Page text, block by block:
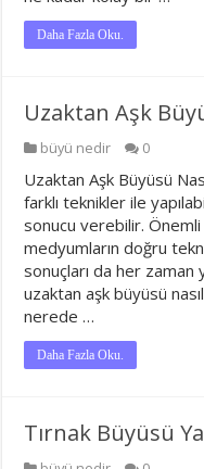
Daha Fazla Oku.
Uzaktan Aşk
büyü nedir 0
Uzaktan Aşk Büyüsü
farklı teknikler ile
sonucu verebilir.
medyumların doğru
sonuçları da her zaman
uzaktan aşk büyüsü
nerede …
Daha Fazla Oku.
Tırnak Büyüsü